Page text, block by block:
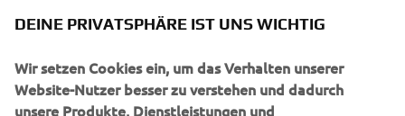
DEINE PRIVATSPHÄRE IST UNS WICHTIG
Wir setzen Cookies ein, um das Verhalten unserer
Website-Nutzer besser zu verstehen und dadurch
unsere Produkte, Dienstleistungen und